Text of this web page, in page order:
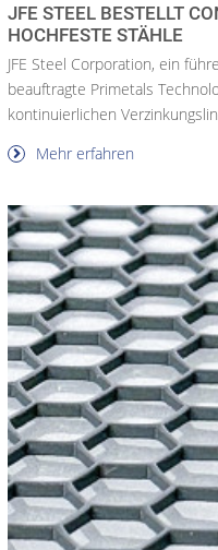
JFE STEEL BESTELLT
HOCHFESTE STÄHLE
JFE Steel Corporation, ein
beauftragte Primetals
kontinuierlichen
Mehr erfahren